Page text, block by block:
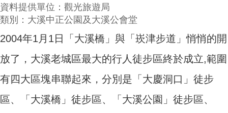
資料提供單位：觀光旅遊局
類別：大溪中正公園及大溪公會堂
2004年1月1日「大溪橋」與「崁津步道」悄悄的開
放了，大溪老城區最大的行人徒步區終於成立,範圍
有四大區塊串聯起來，分別是「大慶洞口」徒步
區、「大溪橋」徒步區、「大溪公園」徒步區、